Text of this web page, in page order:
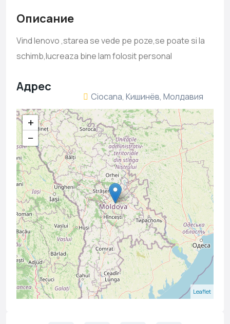
Описание
Vind lenovo ,starea se vede pe poze,se poate si la
schimb,lucreaza bine lam folosit personal
Адрес
Ciocana, Кишинёв, Молдавия
+
−
Leaflet